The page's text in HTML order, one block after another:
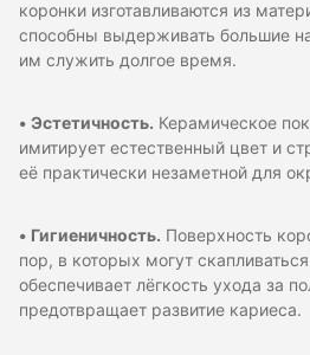
коронки изготавливаются из
способны выдерживать большие
им служить долгое время.
• Эстетичность. Керамическое
имитирует естественный цвет и
её практически незаметной для
• Гигиеничность. Поверхность
пор, в которых могут
обеспечивает лёгкость ухода за
предотвращает развитие кариеса.